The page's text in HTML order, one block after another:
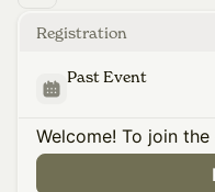
Registration
Past Event
Welcome! To join